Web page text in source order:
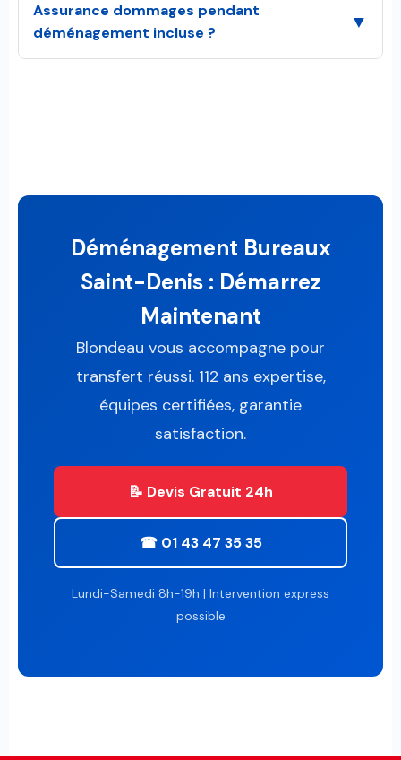
Assurance dommages pendant
déménagement incluse ?
▼
Déménagement Bureaux
Saint-Denis : Démarrez
Maintenant
Blondeau vous accompagne pour
transfert réussi. 112 ans expertise,
équipes certifiées, garantie
satisfaction.
📝 Devis Gratuit 24h
☎ 01 43 47 35 35
Lundi-Samedi 8h-19h | Intervention express
possible